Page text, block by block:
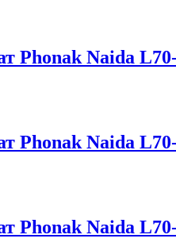
Phonak Naida
Phonak Naida
Phonak Naida